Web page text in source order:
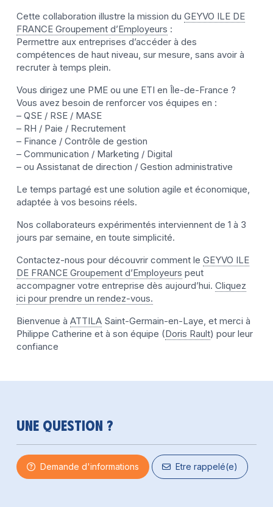
Cette collaboration illustre la mission du GEYVO ILE DE
FRANCE Groupement d’Employeurs :
Permettre aux entreprises d’accéder à des
compétences de haut niveau, sur mesure, sans avoir à
recruter à temps plein.
Vous dirigez une PME ou une ETI en Île-de-France ?
Vous avez besoin de renforcer vos équipes en :
– QSE / RSE / MASE
– RH / Paie / Recrutement
– Finance / Contrôle de gestion
– Communication / Marketing / Digital
– ou Assistanat de direction / Gestion administrative
Le temps partagé est une solution agile et économique,
adaptée à vos besoins réels.
Nos collaborateurs expérimentés interviennent de 1 à 3
jours par semaine, en toute simplicité.
Contactez-nous pour découvrir comment le GEYVO ILE
DE FRANCE Groupement d’Employeurs peut
accompagner votre entreprise dès aujourd’hui. Cliquez
ici pour prendre un rendez-vous.
Bienvenue à ATTILA Saint-Germain-en-Laye, et merci à
Philippe Catherine et à son équipe (Doris Rault) pour leur
confiance
Une question ?
Demande d'informations Etre rappelé(e)